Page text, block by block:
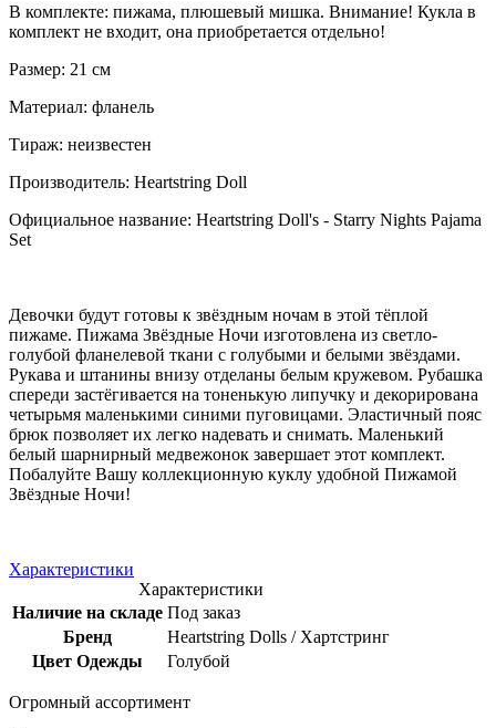
В комплекте: пижама, плюшевый мишка. Внимание! Кукла в
комплект не входит, она приобретается отдельно!
Размер: 21 см
Материал: фланель
Тираж: неизвестен
Производитель: Heartstring Doll
Официальное название: Heartstring Doll's - Starry Nights Pajama
Set
Девочки будут готовы к звёздным ночам в этой тёплой
пижаме. Пижама Звёздные Ночи изготовлена из светло-
голубой фланелевой ткани с голубыми и белыми звёздами.
Рукава и штанины внизу отделаны белым кружевом. Рубашка
спереди застёгивается на тоненькую липучку и декорирована
четырьмя маленькими синими пуговицами. Эластичный пояс
брюк позволяет их легко надевать и снимать. Маленький
белый шарнирный медвежонок завершает этот комплект.
Побалуйте Вашу коллекционную куклу удобной Пижамой
Звёздные Ночи!
Характеристики
Характеристики
Наличие на складе Под заказ
Бренд
Heartstring Dolls / Хартстринг
Цвет Одежды
Голубой
Огромный ассортимент